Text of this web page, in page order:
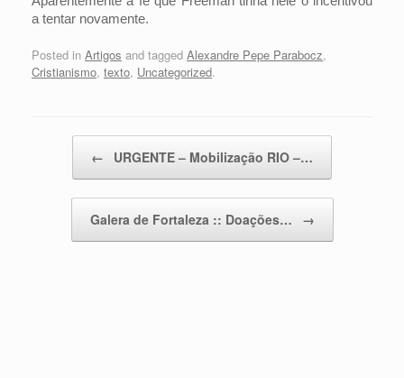
a tentar novamente.
Posted in Artigos and tagged Alexandre Pepe Parabocz,
Cristianismo, texto, Uncategorized.
← URGENTE – Mobilização RIO –…
Galera de Fortaleza :: Doações… →